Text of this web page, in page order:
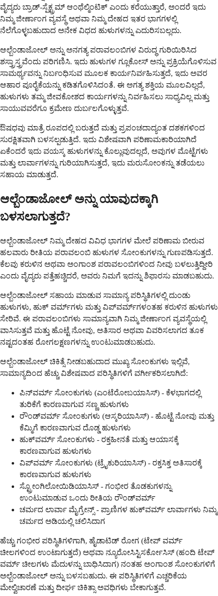
ವೈದ್ಯರು ಬ್ರಾಡ್-ಸ್ಪೆಕ್ಟ್ರಮ್ ಆಂಥೆಲ್ಮಿಂಟಿಕ್ ಎಂದು ಕರೆಯುತ್ತಾರೆ, ಅಂದರೆ ಇದು
ನಿಮ್ಮ ಜೀರ್ಣಾಂಗ ವ್ಯವಸ್ಥೆ ಅಥವಾ ನಿಮ್ಮ ದೇಹದ ಇತರ ಭಾಗಗಳಲ್ಲಿ
ನೆಲೆಗೊಳ್ಳಬಹುದಾದ ಅನೇಕ ವಿಧದ ಹುಳುಗಳನ್ನು ಎದುರಿಸಬಲ್ಲದು.
ಆಲ್ಬೆಂಡಾಜೋಲ್ ಅನ್ನು ಅನಗತ್ಯ ಪರಾವಲಂಬಿಗಳ ವಿರುದ್ಧ ಗುರಿಯಿರಿಸಿದ
ಶಸ್ತ್ರಾಸ್ತ್ರವೆಂದು ಪರಿಗಣಿಸಿ. ಇದು ಹುಳುಗಳ ಗ್ಲೂಕೋಸ್ ಅನ್ನು ಪ್ರಕ್ರಿಯೆಗೊಳಿಸುವ
ಸಾಮರ್ಥ್ಯವನ್ನು ನಿರ್ಬಂಧಿಸುವ ಮೂಲಕ ಕಾರ್ಯನಿರ್ವಹಿಸುತ್ತದೆ, ಇದು ಅವರ
ಆಹಾರ ಪೂರೈಕೆಯನ್ನು ಕಡಿತಗೊಳಿಸಿದಂತೆ. ಈ ಅಗತ್ಯ ಶಕ್ತಿಯ ಮೂಲವಿಲ್ಲದೆ,
ಹುಳುಗಳು ತಮ್ಮ ಜೀವಕೋಶದ ಕಾರ್ಯಗಳನ್ನು ನಿರ್ವಹಿಸಲು ಸಾಧ್ಯವಿಲ್ಲ ಮತ್ತು
ಸಾಯುವವರೆಗೂ ಕ್ರಮೇಣ ದುರ್ಬಲಗೊಳ್ಳುತ್ತವೆ.
ಔಷಧವು ಮಾತ್ರೆ ರೂಪದಲ್ಲಿ ಬರುತ್ತದೆ ಮತ್ತು ಪ್ರಪಂಚದಾದ್ಯಂತ ದಶಕಗಳಿಂದ
ಸುರಕ್ಷಿತವಾಗಿ ಬಳಸಲ್ಪಡುತ್ತಿದೆ. ಇದು ವಿಶೇಷವಾಗಿ ಪರಿಣಾಮಕಾರಿಯಾಗಿದೆ
ಏಕೆಂದರೆ ಇದು ವಯಸ್ಕ ಹುಳುಗಳನ್ನು ಕೊಲ್ಲುವುದಲ್ಲದೆ, ಅವುಗಳ ಮೊಟ್ಟೆಗಳು
ಮತ್ತು ಲಾರ್ವಾಗಳನ್ನು ಗುರಿಯಾಗಿಸುತ್ತದೆ, ಇದು ಮರುಸೋಂಕನ್ನು ತಡೆಯಲು
ಸಹಾಯ ಮಾಡುತ್ತದೆ.
ಆಲ್ಬೆಂಡಾಜೋಲ್ ಅನ್ನು ಯಾವುದಕ್ಕಾಗಿ
ಬಳಸಲಾಗುತ್ತದೆ?
ಆಲ್ಬೆಂಡಾಜೋಲ್ ನಿಮ್ಮ ದೇಹದ ವಿವಿಧ ಭಾಗಗಳ ಮೇಲೆ ಪರಿಣಾಮ ಬೀರುವ
ಹಲವಾರು ರೀತಿಯ ಪರಾವಲಂಬಿ ಹುಳುಗಳ ಸೋಂಕುಗಳನ್ನು ಗುಣಪಡಿಸುತ್ತದೆ.
ಕೆಲವು ಕರುಳಿನ ಅಥವಾ ಅಂಗಾಂಶ ಪರಾವಲಂಬಿಗಳಿಂದ ನೀವು ಬಳಲುತ್ತಿದ್ದೀರಿ
ಎಂದು ವೈದ್ಯರು ಪತ್ತೆಹಚ್ಚಿದರೆ, ಅವರು ನಿಮಗೆ ಇದನ್ನು ಶಿಫಾರಸು ಮಾಡಬಹುದು.
ಆಲ್ಬೆಂಡಾಜೋಲ್ ಸಹಾಯ ಮಾಡುವ ಸಾಮಾನ್ಯ ಪರಿಸ್ಥಿತಿಗಳಲ್ಲಿ ದುಂಡು
ಹುಳುಗಳು, ಹುಕ್ ವರ್ಮ್‌ಗಳು ಮತ್ತು ವಿಪ್‌ವರ್ಮ್‌ಗಳಂತಹ ಕರುಳಿನ ಹುಳುಗಳು
ಸೇರಿವೆ. ಈ ಪರಾವಲಂಬಿಗಳು ಸಾಮಾನ್ಯವಾಗಿ ನಿಮ್ಮ ಜೀರ್ಣಾಂಗ ವ್ಯವಸ್ಥೆಯಲ್ಲಿ
ವಾಸಿಸುತ್ತವೆ ಮತ್ತು ಹೊಟ್ಟೆ ನೋವು, ಅತಿಸಾರ ಅಥವಾ ವಿವರಿಸಲಾಗದ ತೂಕ
ನಷ್ಟದಂತಹ ರೋಗಲಕ್ಷಣಗಳನ್ನು ಉಂಟುಮಾಡಬಹುದು.
ಆಲ್ಬೆಂಡಾಜೋಲ್ ಚಿಕಿತ್ಸೆ ನೀಡಬಹುದಾದ ಮುಖ್ಯ ಸೋಂಕುಗಳು ಇಲ್ಲಿವೆ,
ಸಾಮಾನ್ಯದಿಂದ ಹೆಚ್ಚು ವಿಶೇಷವಾದ ಪರಿಸ್ಥಿತಿಗಳಿಗೆ ವರ್ಗೀಕರಿಸಲಾಗಿದೆ:
ಪಿನ್‌ವರ್ಮ್ ಸೋಂಕುಗಳು (ಎಂಟೆರೋಬಯಾಸಿಸ್) - ಕೆಳಭಾಗದಲ್ಲಿ
ತುರಿಕೆಗೆ ಕಾರಣವಾಗುವ ಸಣ್ಣ ಹುಳುಗಳು
ರೌಂಡ್‌ವರ್ಮ್ ಸೋಂಕುಗಳು (ಆಸ್ಕರಿಯಾಸಿಸ್) - ಹೊಟ್ಟೆ ನೋವು ಮತ್ತು
ಕೆಮ್ಮಿಗೆ ಕಾರಣವಾಗುವ ದೊಡ್ಡ ಹುಳುಗಳು
ಹುಕ್‌ವರ್ಮ್ ಸೋಂಕುಗಳು - ರಕ್ತಹೀನತೆ ಮತ್ತು ಆಯಾಸಕ್ಕೆ
ಕಾರಣವಾಗುವ ಹುಳುಗಳು
ವಿಪ್‌ವರ್ಮ್ ಸೋಂಕುಗಳು (ಟ್ರೈಕುರಿಯಾಸಿಸ್) - ರಕ್ತಸಿಕ್ತ ಅತಿಸಾರಕ್ಕೆ
ಕಾರಣವಾಗುವ ಹುಳುಗಳು
ಸ್ಟ್ರೋಂಗಿಲೋಯಿಡಿಯಾಸಿಸ್ - ಗಂಭೀರ ತೊಡಕುಗಳನ್ನು
ಉಂಟುಮಾಡುವ ಒಂದು ರೀತಿಯ ರೌಂಡ್‌ವರ್ಮ್
ಚರ್ಮದ ಲಾರ್ವಾ ಮೈಗ್ರೇನ್ಸ್ - ಪ್ರಾಣಿಗಳ ಹುಕ್‌ವರ್ಮ್ ಲಾರ್ವಾಗಳು ನಿಮ್ಮ
ಚರ್ಮದ ಅಡಿಯಲ್ಲಿ ಚಲಿಸಿದಾಗ
ಹೆಚ್ಚು ಗಂಭೀರ ಪರಿಸ್ಥಿತಿಗಳಿಗಾಗಿ, ಹೈಡಾಟಿಡ್ ರೋಗ (ಟೇಪ್ ವರ್ಮ್
ಚೀಲಗಳಿಂದ ಉಂಟಾಗುತ್ತದೆ) ಅಥವಾ ನ್ಯೂರೋಸಿಸ್ಟಿಸರ್ಕೋಸಿಸ್ (ಹಂದಿ ಟೇಪ್
ವರ್ಮ್ ಚೀಲಗಳು ಮೆದುಳನ್ನು ಬಾಧಿಸಿದಾಗ) ನಂತಹ ಅಂಗಾಂಶ ಸೋಂಕುಗಳಿಗೆ
ಅಲ್ಬೆಂಡಾಜೋಲ್ ಅನ್ನು ಬಳಸಬಹುದು. ಈ ಪರಿಸ್ಥಿತಿಗಳಿಗೆ ಎಚ್ಚರಿಕೆಯ
ಮೇಲ್ವಿಚಾರಣೆ ಮತ್ತು ದೀರ್ಘ ಚಿಕಿತ್ಸಾ ಅವಧಿಗಳು ಬೇಕಾಗುತ್ತವೆ.